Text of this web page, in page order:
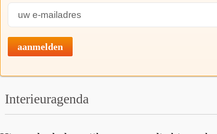
aanmelden
Interieuragenda